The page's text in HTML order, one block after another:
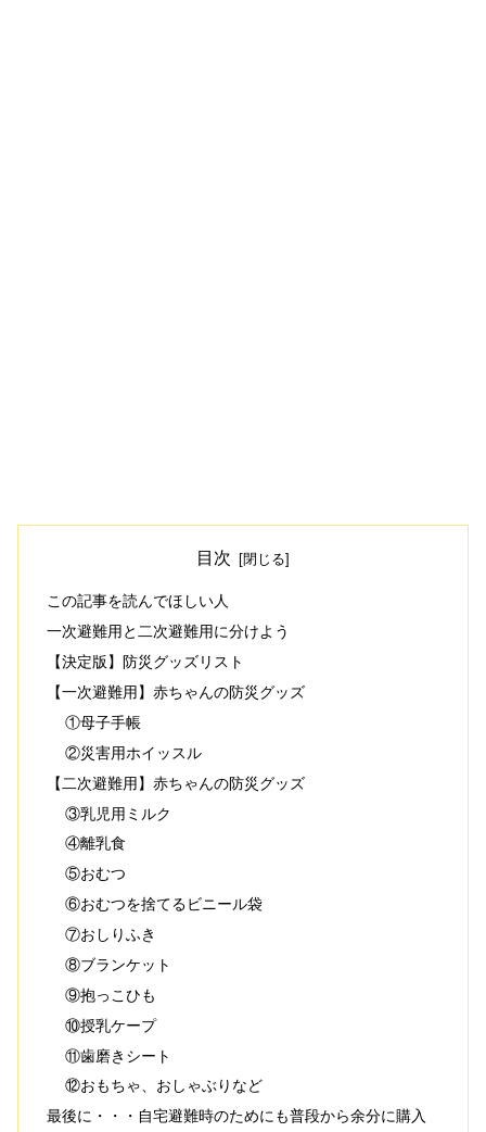
目次
この記事を読んでほしい人
一次避難用と二次避難用に分けよう
【決定版】防災グッズリスト
【一次避難用】赤ちゃんの防災グッズ
①母子手帳
②災害用ホイッスル
【二次避難用】赤ちゃんの防災グッズ
③乳児用ミルク
④離乳食
⑤おむつ
⑥おむつを捨てるビニール袋
⑦おしりふき
⑧ブランケット
⑨抱っこひも
⑩授乳ケープ
⑪歯磨きシート
⑫おもちゃ、おしゃぶりなど
最後に・・・自宅避難時のためにも普段から余分に購入